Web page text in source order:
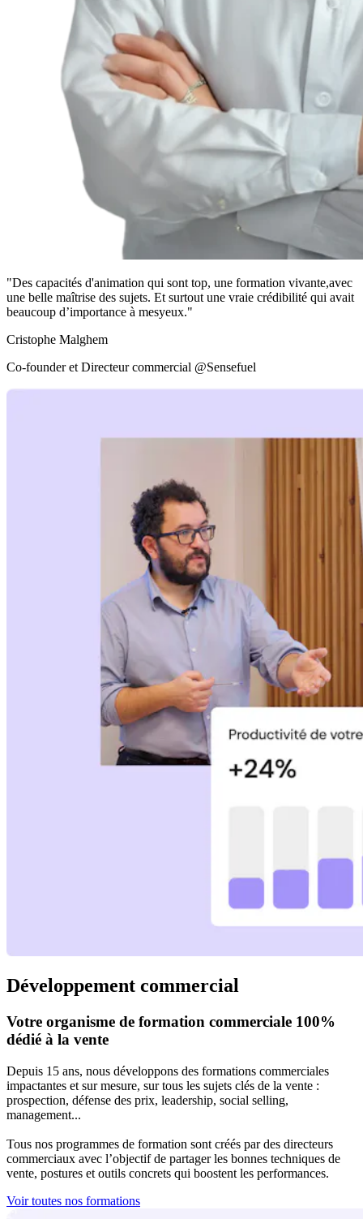
"Des capacités d'animation qui sont top, une formation vivante,avec
une belle maîtrise des sujets. Et surtout une vraie crédibilité qui avait
beaucoup d’importance à mesyeux."
Cristophe Malghem
Co-founder et Directeur commercial @Sensefuel
Développement commercial
Votre organisme de formation commerciale 100%
dédié à la vente
Depuis 15 ans, nous développons des formations commerciales
impactantes et sur mesure, sur tous les sujets clés de la vente :
prospection, défense des prix, leadership, social selling,
management...
Tous nos programmes de formation sont créés par des directeurs
commerciaux avec l’objectif de partager les bonnes techniques de
vente, postures et outils concrets qui boostent les performances.
Voir toutes nos formations